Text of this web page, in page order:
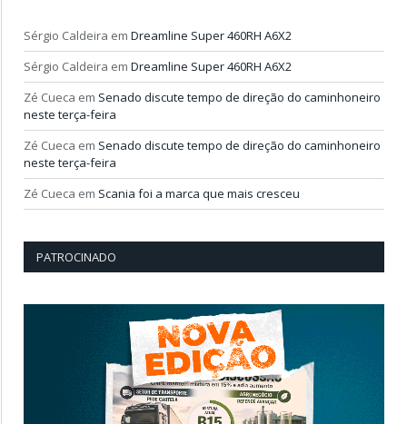
Sérgio Caldeira em Dreamline Super 460RH A6X2
Sérgio Caldeira em Dreamline Super 460RH A6X2
Zé Cueca em Senado discute tempo de direção do caminhoneiro
neste terça-feira
Zé Cueca em Senado discute tempo de direção do caminhoneiro
neste terça-feira
Zé Cueca em Scania foi a marca que mais cresceu
PATROCINADO